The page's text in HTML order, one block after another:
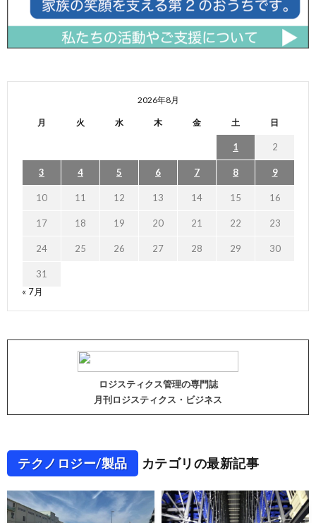
2026年8月
月 火 水 木 金 土 日
1 2
3 4 5 6 7 8 9
10 11 12 13 14 15 16
17 18 19 20 21 22 23
24 25 26 27 28 29 30
31
« 7月
ロジスティクス管理の専門誌
月刊ロジスティクス・ビジネス
テクノロジー/製品 カテゴリの最新記事